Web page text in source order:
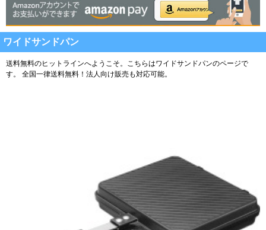
ワイドサンドパン
送料無料のヒットラインへようこそ。こちらはワイドサンドパンのページで
す。
全国一律送料無料！法人向け販売も対応可能。